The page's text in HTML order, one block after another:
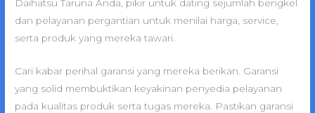
Daihatsu Taruna Anda, pikir untuk dating sejumlah bengkel
dan pelayanan pergantian untuk menilai harga, service,
serta produk yang mereka tawari.
Cari kabar perihal garansi yang mereka berikan. Garansi
yang solid membuktikan keyakinan penyedia pelayanan
pada kualitas produk serta tugas mereka. Pastikan garansi